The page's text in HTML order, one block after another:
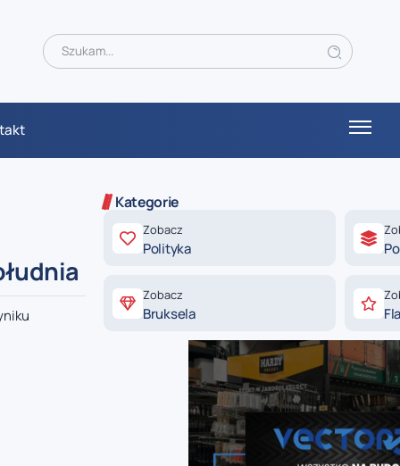
Kategorie
Zobacz
Polityka
Zobacz
Bruksela